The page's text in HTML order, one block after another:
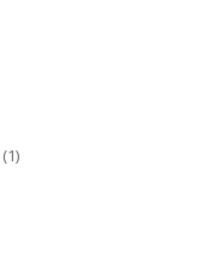
(1)